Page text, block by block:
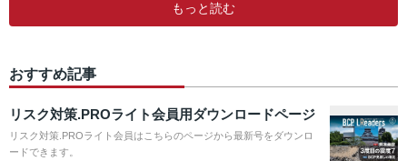
もっと読む
おすすめ記事
リスク対策.PROライト会員用ダウンロードページ
リスク対策.PROライト会員はこちらのページから最新号をダウンロ
ードできます。